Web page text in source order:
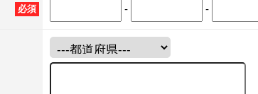
必須 - -